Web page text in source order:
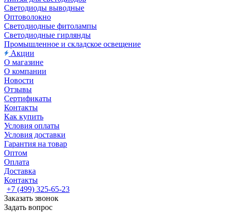
Светодиоды выводные
Оптоволокно
Светодиодные фитолампы
Светодиодные гирлянды
Промышленное и складское освещение
Акции
О магазине
О компании
Новости
Отзывы
Сертификаты
Контакты
Как купить
Условия оплаты
Условия доставки
Гарантия на товар
Оптом
Оплата
Доставка
Контакты
+7 (499) 325-65-23
Заказать звонок
Задать вопрос